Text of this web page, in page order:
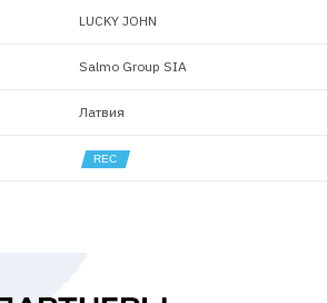
LUCKY JOHN
Salmo Group SIA
Латвия